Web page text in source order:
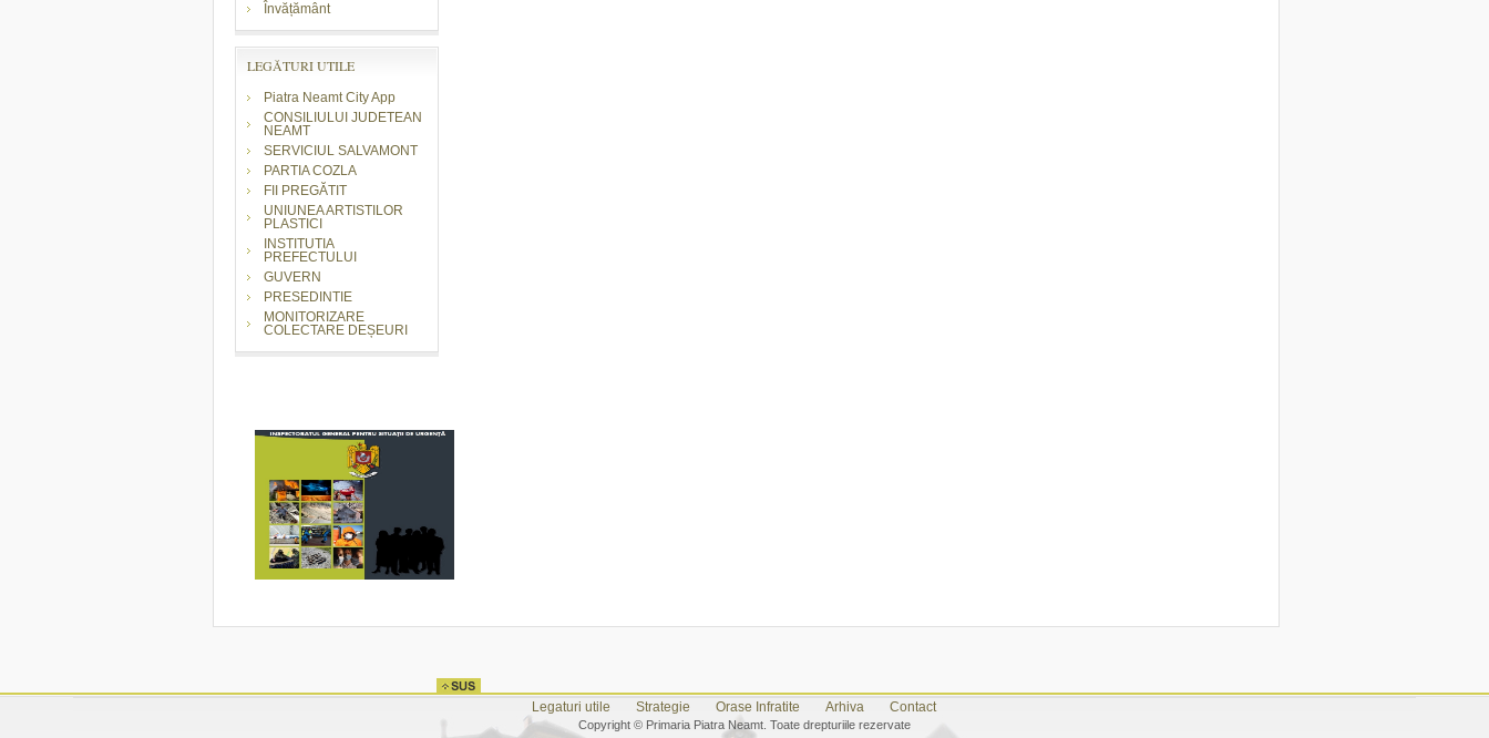
Învățământ
LEGĂTURI UTILE
Piatra Neamt City App
CONSILIULUI JUDETEAN
NEAMT
SERVICIUL SALVAMONT
PARTIA COZLA
FII PREGĂTIT
UNIUNEA ARTISTILOR
PLASTICI
INSTITUTIA
PREFECTULUI
GUVERN
PRESEDINTIE
MONITORIZARE
COLECTARE DEȘEURI
Legaturi utile Strategie Orase Infratite Arhiva Contact
Copyright © Primaria Piatra Neamt. Toate drepturiile rezervate